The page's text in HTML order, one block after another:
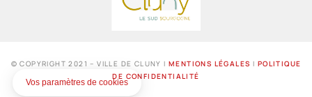
© COPYRIGHT 2021 – VILLE DE CLUNY IMENTIONS LÉGALES I POLITIQUE
DE CONFIDENTIALITÉ